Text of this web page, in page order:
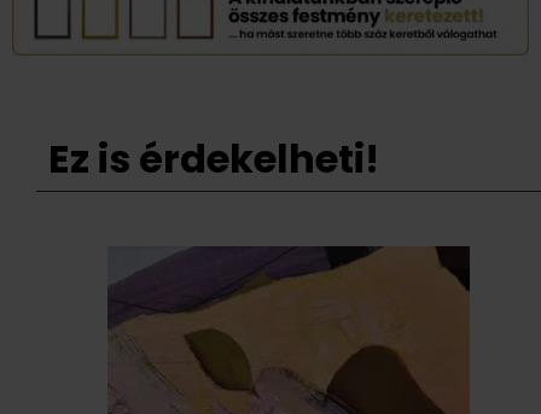
Ez is érdekelheti!